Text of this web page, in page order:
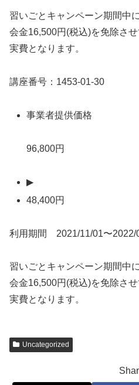
習いごとキャンペーン期間中
会金16,500円(税込)を免除さ
実費となります。
講座番号：1453-01-30
事業者提供価格
96,800円
▶
48,400円
利用期間 2021/11/01〜2022/
習いごとキャンペーン期間中
会金16,500円(税込)を免除さ
実費となります。
Uncategorized